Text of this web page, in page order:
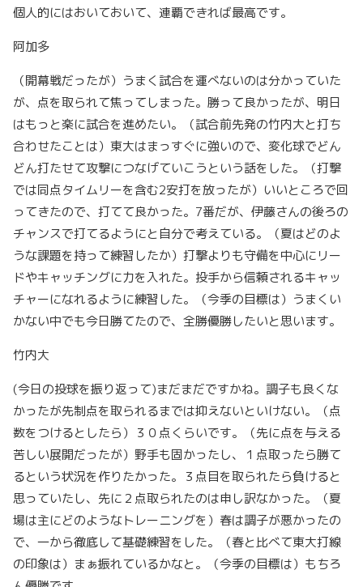
個人的にはおいておいて、連覇できれば最高です。
阿加多
（開幕戦だったが）うまく試合を運べないのは分かっていた
が、点を取られて焦ってしまった。勝って良かったが、明日
はもっと楽に試合を進めたい。（試合前先発の竹内大と打ち
合わせたことは）東大はまっすぐに強いので、変化球でどん
どん打たせて攻撃につなげていこうという話をした。（打撃
では同点タイムリーを含む2安打を放ったが）いいところで回
ってきたので、打てて良かった。7番だが、伊藤さんの後ろの
チャンスで打てるようにと自分で考えている。（夏はどのよ
うな課題を持って練習したか）打撃よりも守備を中心にリー
ドやキャッチングに力を入れた。投手から信頼されるキャッ
チャーになれるように練習した。（今季の目標は）うまくい
かない中でも今日勝てたので、全勝優勝したいと思います。
竹内大
(今日の投球を振り返って)まだまだですかね。調子も良くな
かったが先制点を取られるまでは抑えないといけない。（点
数をつけるとしたら）３０点くらいです。（先に点を与える
苦しい展開だったが）野手も固かったし、１点取ったら勝て
るという状況を作りたかった。３点目を取られたら負けると
思っていたし、先に２点取られたのは申し訳なかった。（夏
場は主にどのようなトレーニングを）春は調子が悪かったの
で、一から徹底して基礎練習をした。（春と比べて東大打線
の印象は）まぁ振れているかなと。（今季の目標は）もちろ